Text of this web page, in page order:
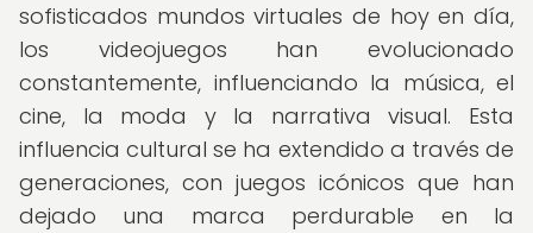
sofisticados mundos virtuales de hoy en día,
los videojuegos han evolucionado
constantemente, influenciando la música, el
cine, la moda y la narrativa visual. Esta
influencia cultural se ha extendido a través de
generaciones, con juegos icónicos que han
dejado una marca perdurable en la